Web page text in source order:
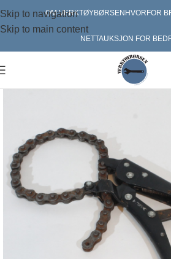
Skip to navigation
Skip to main content
OM VERKTØYBØRSEN HVORFOR
NETTAUKSJON FOR